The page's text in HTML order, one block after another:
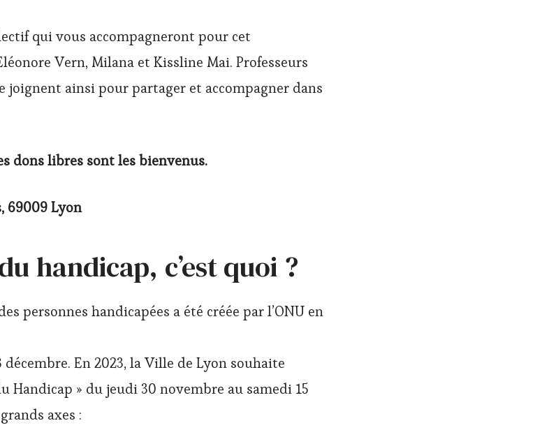
qui vous accompagneront pour cet
Vern, Milana et Kissline Mai. Professeurs
joignent ainsi pour partager et accompagner dans
dons libres sont les bienvenus.
69009 Lyon
handicap, c’est quoi ?
personnes handicapées a été créée par l’ONU en
décembre. En 2023, la Ville de Lyon souhaite
Handicap » du jeudi 30 novembre au samedi 15
axes :